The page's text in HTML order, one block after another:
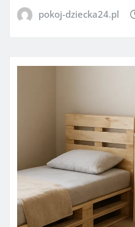
pokoj-dziecka24.pl